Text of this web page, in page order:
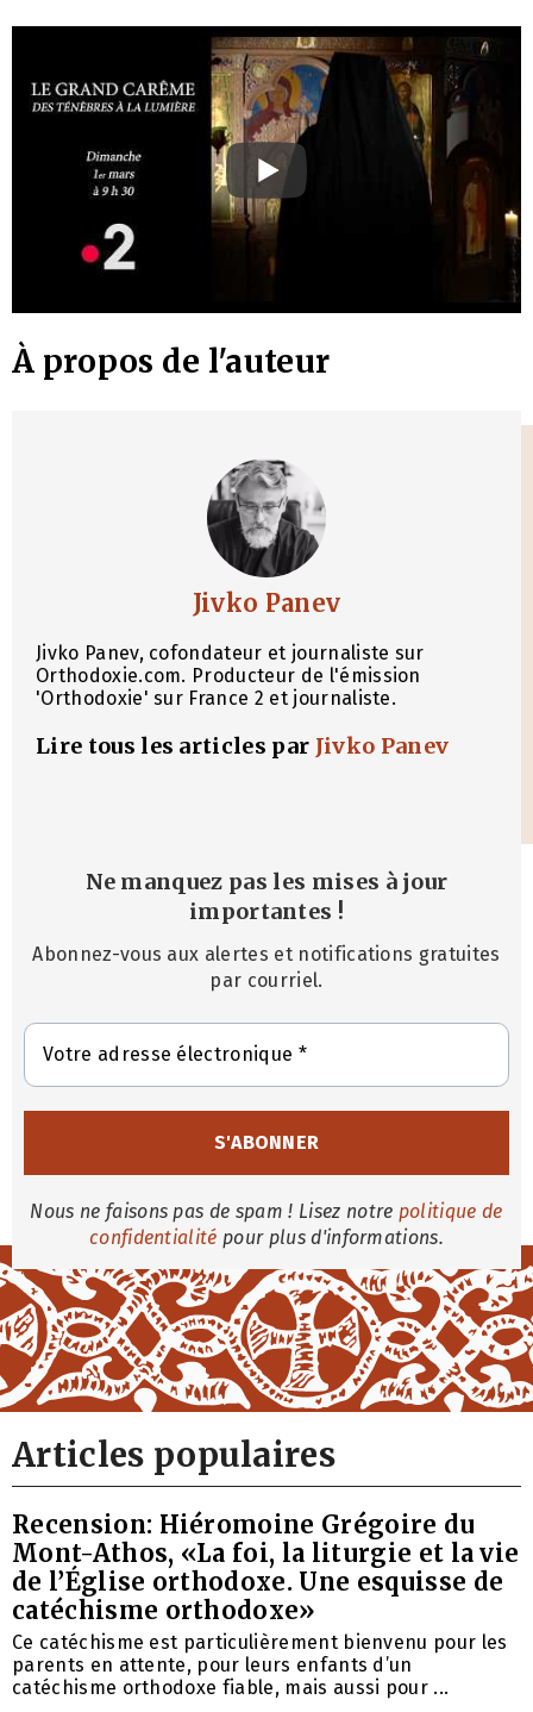
À propos de l'auteur
Jivko Panev
Jivko Panev, cofondateur et journaliste sur
Orthodoxie.com. Producteur de l'émission
'Orthodoxie' sur France 2 et journaliste.
Lire tous les articles par Jivko Panev
Ne manquez pas les mises à jour
importantes !
Abonnez-vous aux alertes et notifications gratuites
par courriel.
Nous ne faisons pas de spam ! Lisez notre politique de
confidentialité pour plus d'informations.
Articles populaires
Recension: Hiéromoine Grégoire du
Mont-Athos, «La foi, la liturgie et la vie
de l’Église orthodoxe. Une esquisse de
catéchisme orthodoxe»
Ce catéchisme est particulièrement bienvenu pour les
parents en attente, pour leurs enfants d’un
catéchisme orthodoxe fiable, mais aussi pour ...